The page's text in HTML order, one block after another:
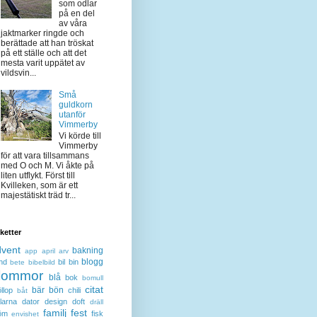
som odlar
på en del
av våra
jaktmarker ringde och
berättade att han tröskat
på ett ställe och att det
mesta varit uppätet av
vildsvin...
Små
guldkorn
utanför
Vimmerby
Vi körde till
Vimmerby
för att vara tillsammans
med O och M. Vi åkte på
liten utflykt. Först till
Kvilleken, som är ett
majestätiskt träd tr...
app april arv bakning
bete bibelbild bil bin blogg
blå bok bomull
båt bär bön chili citat
dator design doft dräll
envishet familj fest fisk